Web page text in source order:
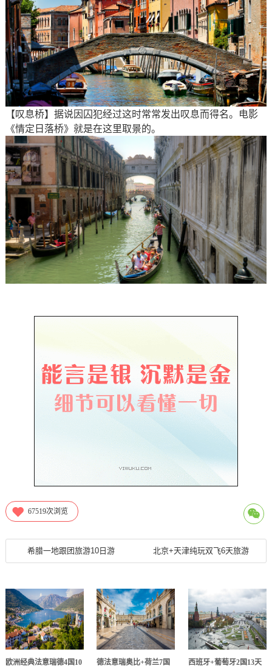
【叹息桥】据说因囚犯经过这时常常发出叹息而得名。电影
《情定日落桥》就是在这里取景的。
67519次浏览
希腊一地跟团旅游10日游 北京+天津纯玩双飞6天旅游
欧洲经典法意瑞德4国10 德法意瑞奥比+荷兰7国 西班牙+葡萄牙2国13天